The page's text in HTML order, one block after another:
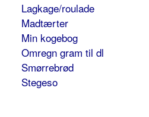
Lagkage/roulade
Madtærter
Min kogebog
Omregn gram til dl
Smørrebrød
Stegeso